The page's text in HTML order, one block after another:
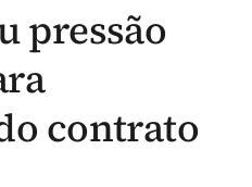
pressão
contrato